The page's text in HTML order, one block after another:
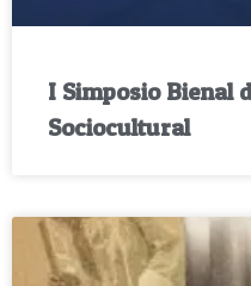
I Simposio Bienal
Sociocultural